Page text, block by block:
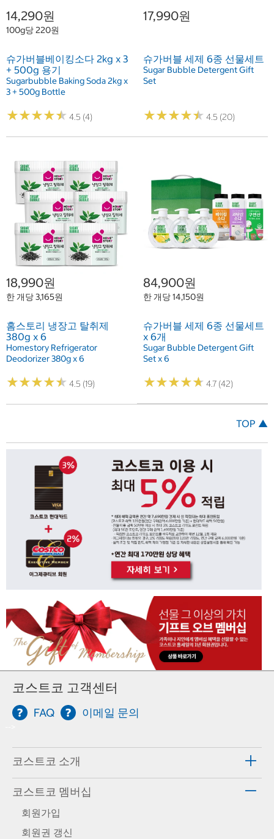
14,290원
100g당 220원
슈가버블베이킹소다 2kg x 3
+ 500g 용기
Sugarbubble Baking Soda 2kg x
3 + 500g Bottle
★★★★★
★★★★★ 4.5 (4)
17,990원
슈가버블 세제 6종 선물세트
Sugar Bubble Detergent Gift
Set
★★★★★
★★★★★ 4.5 (20)
18,990원
한 개당 3,165원
홈스토리 냉장고 탈취제
380g x 6
Homestory Refrigerator
Deodorizer 380g x 6
★★★★★
★★★★★ 4.5 (19)
84,900원
한 개당 14,150원
슈가버블 세제 6종 선물세트
x 6개
Sugar Bubble Detergent Gift
Set x 6
★★★★★
★★★★★ 4.7 (42)
TOP ▲
코스트코 고객센터
FAQ 이메일 문의
코스트코 소개
코스트코 멤버십
회원가입
회원권 갱신